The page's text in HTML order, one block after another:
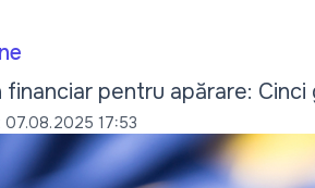
financiar pentru apărare:
07.08.2025 17:53